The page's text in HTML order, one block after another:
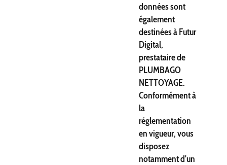
données sont
également
destinées à Futur
Digital,
prestataire de
PLUMBAGO
NETTOYAGE.
Conformément à
la
réglementation
en vigueur, vous
disposez
notamment d'un